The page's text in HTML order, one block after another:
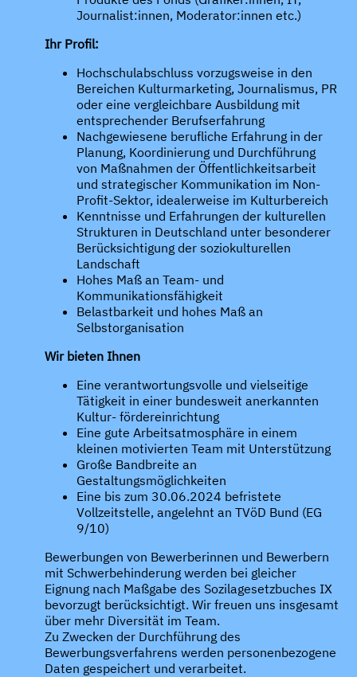
Journalist:innen, Moderator:innen etc.)
Ihr Profil:
Hochschulabschluss vorzugsweise in den
Bereichen Kulturmarketing, Journalismus, PR
oder eine vergleichbare Ausbildung mit
entsprechender Berufserfahrung
Nachgewiesene berufliche Erfahrung in der
Planung, Koordinierung und Durchführung
von Maßnahmen der Öffentlichkeitsarbeit
und strategischer Kommunikation im Non-
Profit-Sektor, idealerweise im Kulturbereich
Kenntnisse und Erfahrungen der kulturellen
Strukturen in Deutschland unter besonderer
Berücksichtigung der soziokulturellen
Landschaft
Hohes Maß an Team- und
Kommunikationsfähigkeit
Belastbarkeit und hohes Maß an
Selbstorganisation
Wir bieten Ihnen
Eine verantwortungsvolle und vielseitige
Tätigkeit in einer bundesweit anerkannten
Kultur- fördereinrichtung
Eine gute Arbeitsatmosphäre in einem
kleinen motivierten Team mit Unterstützung
Große Bandbreite an
Gestaltungsmöglichkeiten
Eine bis zum 30.06.2024 befristete
Vollzeitstelle, angelehnt an TVöD Bund (EG
9/10)
Bewerbungen von Bewerberinnen und Bewerbern
mit Schwerbehinderung werden bei gleicher
Eignung nach Maßgabe des Sozilagesetzbuches IX
bevorzugt berücksichtigt. Wir freuen uns insgesamt
über mehr Diversität im Team.
Zu Zwecken der Durchführung des
Bewerbungsverfahrens werden personenbezogene
Daten gespeichert und verarbeitet.